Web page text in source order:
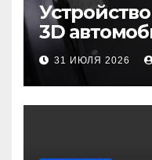
3D
ковриков
31 ИЮЛЯ 2026